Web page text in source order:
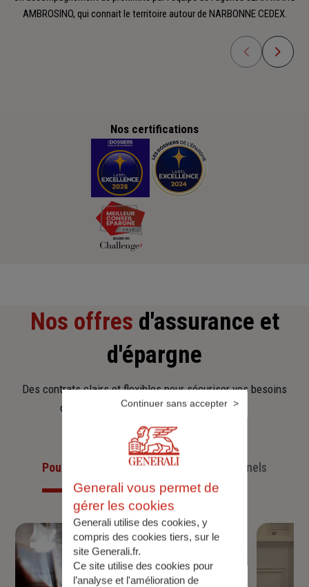
AMBROSINO, qui connait le territoire autour de NARBONNE CEDEX.
Nos certifications
Nos offres d'assurance et
d'épargne
Des contrats clairs et flexibles pour sécuriser vos besoins
d’aujourd’hui et anticiper ceux de demain.
Pour les particuliersPour les professionnels
Generali vous permet de
gérer les cookies
Generali utilise des cookies, y
compris des cookies tiers, sur le
site Generali.fr.
Ce site utilise des cookies pour
l’analyse et l'amélioration de
Continuer sans accepter